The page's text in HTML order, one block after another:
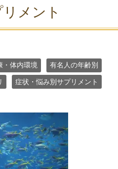
メント
・体内環境 有名人の年齢別
症状・悩み別サプリメント